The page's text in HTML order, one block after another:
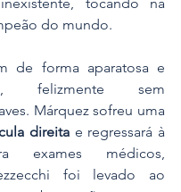
do mundo.
de forma aparatosa e
felizmente sem
direita e regressará à
exames médicos,
foi levado ao